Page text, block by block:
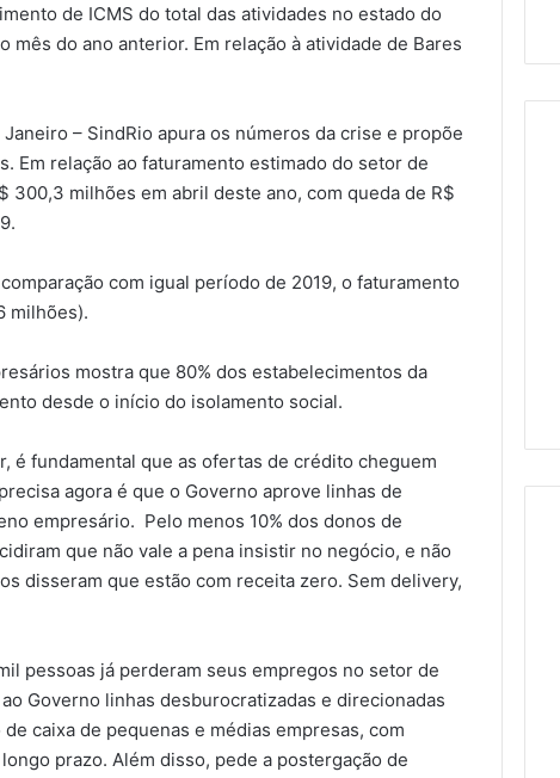
de ICMS do total das atividades no estado do
mês do ano anterior. Em relação à atividade de Bares
– SindRio apura os números da crise e propõe
Em relação ao faturamento estimado do setor de
300,3 milhões em abril deste ano, com queda de R$
com igual período de 2019, o faturamento
milhões).
mostra que 80% dos estabelecimentos da
desde o início do isolamento social.
é fundamental que as ofertas de crédito cheguem
agora é que o Governo aprove linhas de
empresário. Pelo menos 10% dos donos de
que não vale a pena insistir no negócio, e não
disseram que estão com receita zero. Sem delivery,
pessoas já perderam seus empregos no setor de
Governo linhas desburocratizadas e direcionadas
caixa de pequenas e médias empresas, com
prazo. Além disso, pede a postergação de